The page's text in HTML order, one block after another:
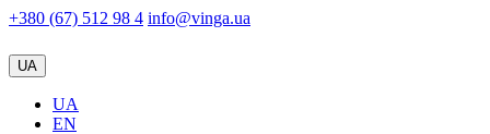
+380 (67) 512 98 4 info@vinga.ua
UA
UA
EN